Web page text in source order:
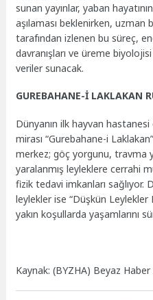
sunan yayınlar, yaban
aşılaması beklenirken,
tarafından izlenen bu süreç,
davranışları ve üreme
veriler sunacak.
GUREBAHANE-İ LAKLAKAN
Dünyanın ilk hayvan
mirası “Gurebahane-i
merkez; göç yorgunu, travma
yaralanmış leyleklere cerrahi
fizik tedavi imkanları sağlıyor.
leylekler ise “Düşkün Leylekler
yakın koşullarda yaşamlarını
Kaynak: (BYZHA) Beyaz Haber